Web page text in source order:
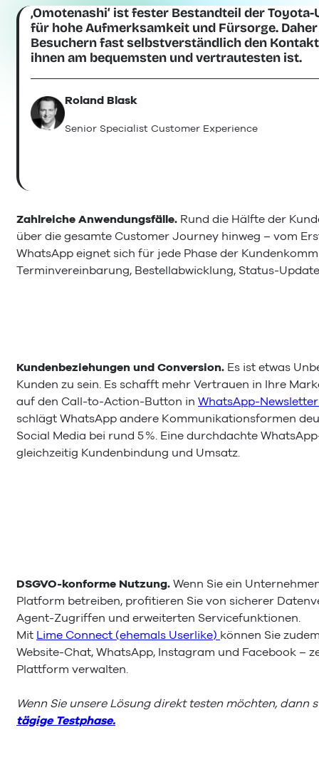
‚Omotenashi‘ ist fester Bestandteil der
für hohe Aufmerksamkeit und Fürsorge.
Besuchern fast selbstverständlich den
ihnen am bequemsten und vertrautesten ist.
Roland Blask
Senior Specialist Customer Experience
Zahlreiche Anwendungsfälle. Rund die Hälfte der
über die gesamte Customer Journey hinweg – vom
WhatsApp eignet sich für jede Phase der
Terminvereinbarung, Bestellabwicklung, Status-
Kundenbeziehungen und Conversion. Es ist etwas
Kunden zu sein. Es schafft mehr Vertrauen in Ihre
auf den Call-to-Action-Button in WhatsApp-
schlägt WhatsApp andere Kommunikationsformen
Social Media bei rund 5 %. Eine durchdachte
gleichzeitig Kundenbindung und Umsatz.
DSGVO-konforme Nutzung.Wenn Sie ein
Platform betreiben, profitieren Sie von sicherer
Agent-Zugriffen und erweiterten Servicefunktionen.
MitLime Connect (ehemals Userlike)können Sie
Website-Chat, WhatsApp, Instagram und Facebook –
Plattform verwalten.
Wenn Sie unsere Lösung direkt testen möchten, dann
tägige Testphase.